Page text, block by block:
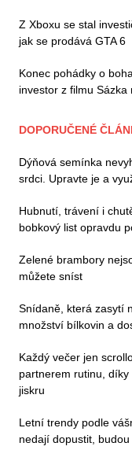
Z Xboxu se stal
jak se prodává GTA 6
Konec pohádky o
investor z filmu
DOPORUČENÉ
Dýňová semínka
srdci. Upravte je a
Hubnutí, trávení i
bobkový list opravdu
Zelené brambory
můžete sníst
Snídaně, která zasytí
množství bílkovin a
Každý večer jen
partnerem rutinu,
jiskru
Letní trendy podle
nedají dopustit,